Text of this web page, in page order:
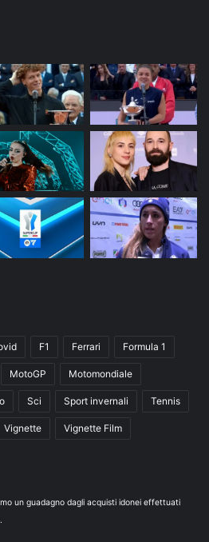
F1 Ferrari Formula 1
MotoGP Motomondiale
Sci Sport invernali Tennis
Vignette Vignette Film
un guadagno dagli acquisti idonei effettuati